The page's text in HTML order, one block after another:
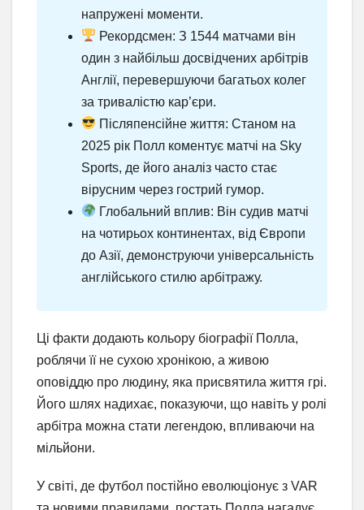
напружені моменти.
Рекордсмен: З 1544 матчами він
один з найбільш досвідчених арбітрів
Англії, перевершуючи багатьох колег
за тривалістю кар’єри.
Післяпенсійне життя: Станом на
2025 рік Полл коментує матчі на Sky
Sports, де його аналіз часто стає
вірусним через гострий гумор.
Глобальний вплив: Він судив матчі
на чотирьох континентах, від Європи
до Азії, демонструючи універсальність
англійського стилю арбітражу.
Ці факти додають кольору біографії Полла,
роблячи її не сухою хронікою, а живою
оповіддю про людину, яка присвятила життя грі.
Його шлях надихає, показуючи, що навіть у ролі
арбітра можна стати легендою, впливаючи на
мільйони.
У світі, де футбол постійно еволюціонує з VAR